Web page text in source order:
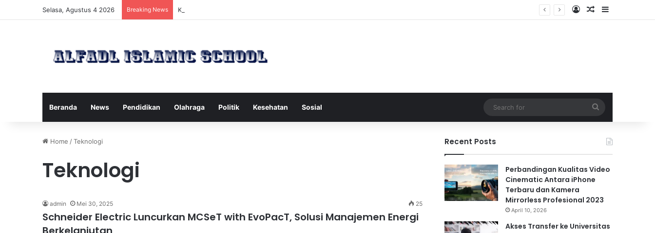
Selasa, Agustus 4 2026 Breaking News Kawanan Lebah Serang Tol Bali Mandara, BKSDA Rincikan Penyebabnya Log InRandom Article
Sidebar
Beranda News Pendidikan Olahraga Politik Kesehatan Sosial
for
Home /Teknologi
Teknologi
admin Mei 30, 2025 25
Schneider Electric Luncurkan MCSeT with EvoPacT, Solusi Manajemen Energi
Recent Posts
Perbandingan Kualitas Video
Cinematic Antara iPhone
Terbaru dan Kamera
Mirrorless Profesional 2023
April 10, 2026
Akses Transfer ke Universitas